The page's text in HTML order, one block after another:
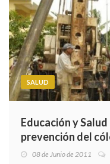
SALUD
Educación y
prevención del
08 de Junio de 2011